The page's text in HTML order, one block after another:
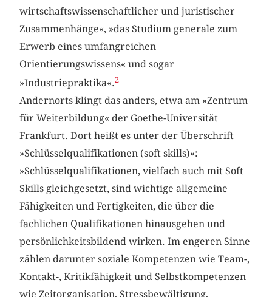
wirtschaftswissenschaftlicher und juristischer
Zusammenhänge«, »das Studium generale zum
Erwerb eines umfangreichen
Orientierungswissens« und sogar
»Industriepraktika«.2
Andernorts klingt das anders, etwa am »Zentrum
für Weiterbildung« der Goethe-Universität
Frankfurt. Dort heißt es unter der Überschrift
»Schlüsselqualifikationen (soft skills)«:
»Schlüsselqualifikationen, vielfach auch mit Soft
Skills gleichgesetzt, sind wichtige allgemeine
Fähigkeiten und Fertigkeiten, die über die
fachlichen Qualifikationen hinausgehen und
persönlichkeitsbildend wirken. Im engeren Sinne
zählen darunter soziale Kompetenzen wie Team-,
Kontakt-, Kritikfähigkeit und Selbstkompetenzen
wie Zeitorganisation, Stressbewältigung,